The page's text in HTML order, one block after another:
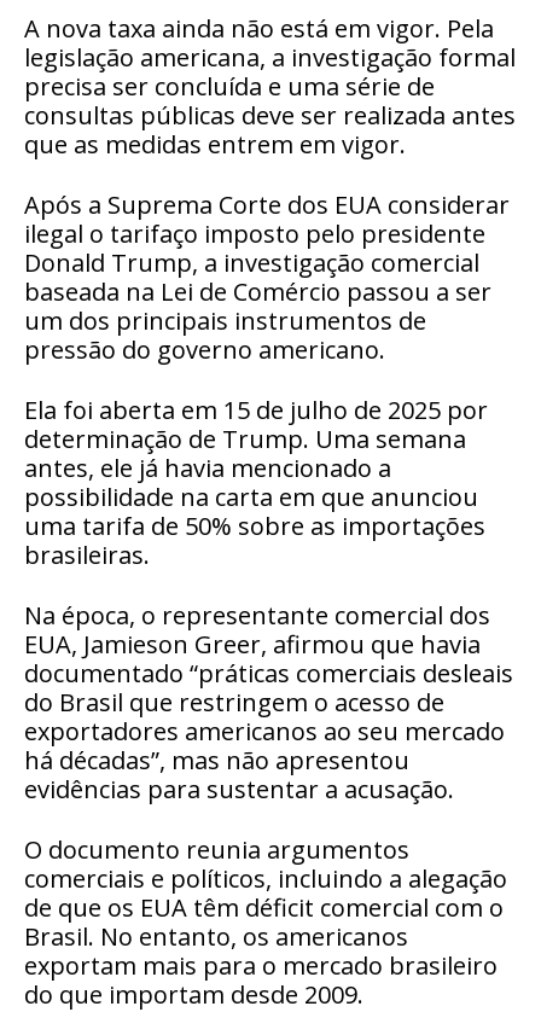
A nova taxa ainda não está em vigor. Pela
legislação americana, a investigação formal
precisa ser concluída e uma série de
consultas públicas deve ser realizada antes
que as medidas entrem em vigor.
Após a Suprema Corte dos EUA considerar
ilegal o tarifaço imposto pelo presidente
Donald Trump, a investigação comercial
baseada na Lei de Comércio passou a ser
um dos principais instrumentos de
pressão do governo americano.
Ela foi aberta em 15 de julho de 2025 por
determinação de Trump. Uma semana
antes, ele já havia mencionado a
possibilidade na carta em que anunciou
uma tarifa de 50% sobre as importações
brasileiras.
Na época, o representante comercial dos
EUA, Jamieson Greer, afirmou que havia
documentado “práticas comerciais desleais
do Brasil que restringem o acesso de
exportadores americanos ao seu mercado
há décadas”, mas não apresentou
evidências para sustentar a acusação.
O documento reunia argumentos
comerciais e políticos, incluindo a alegação
de que os EUA têm déficit comercial com o
Brasil. No entanto, os americanos
exportam mais para o mercado brasileiro
do que importam desde 2009.